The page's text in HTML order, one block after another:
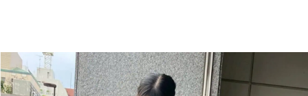
購入はこちら